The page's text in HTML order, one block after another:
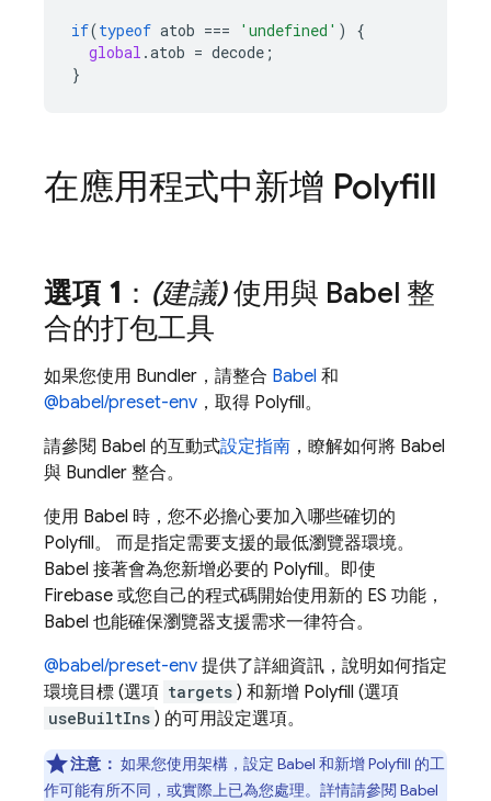
if(typeof atob === 'undefined' )
{
global .atob = decode ;
}
在應用程式中新增 Polyfill
選項 1 ： (建議)使用與 Babel 整
合的打包工具
如果您使用 Bundler，請整合 Babel 和
@babel/preset-env ，取得 Polyfill。
請參閱 Babel 的互動式設定指南 ，瞭解如何將 Babel
與 Bundler 整合。
使用 Babel 時，您不必擔心要加入哪些確切的
Polyfill。 而是指定需要支援的最低瀏覽器環境。
Babel 接著會為您新增必要的 Polyfill。即使
Firebase 或您自己的程式碼開始使用新的 ES 功能，
Babel 也能確保瀏覽器支援需求一律符合。
@babel/preset-env 提供了詳細資訊，說明如何指定
環境目標 (選項 targets ) 和新增 Polyfill (選項
useBuiltIns ) 的可用設定選項。
注意： 如果您使用架構，設定 Babel 和新增 Polyfill 的工
作可能有所不同，或實際上已為您處理。詳情請參閱 Babel